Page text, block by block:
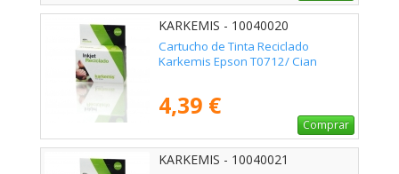
KARKEMIS - 10040020
Cartucho de Tinta Reciclado
Karkemis Epson T0712/ Cian
4,39 €
Comprar
KARKEMIS - 10040021